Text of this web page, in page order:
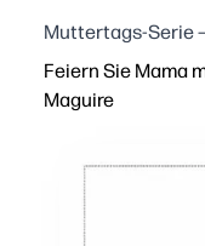
Muttertags-Serie
Feiern Sie Mama
Maguire
Kinder